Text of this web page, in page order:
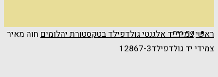
דף ביתראשיצמיד יד אלגנטי גולדפילד בטקסטורת יהלומים חוה מאיר
צמידי יד גולדפילד12867-3